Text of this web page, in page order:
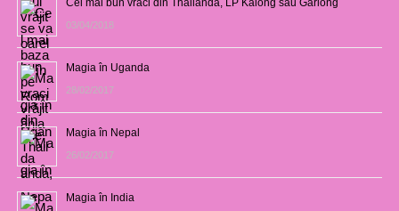
03/04/2018
Magia în Uganda
28/02/2017
Magia în Nepal
26/02/2017
Magia în India